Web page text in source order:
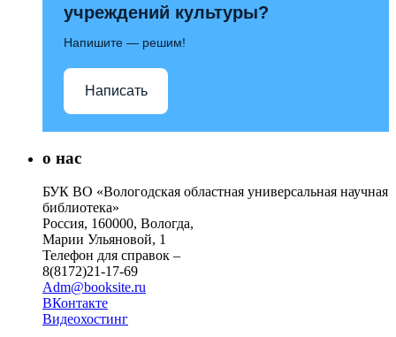
учреждений культуры?
Напишите — решим!
Написать
о нас
БУК ВО «Вологодская областная универсальная научная
библиотека»
Россия, 160000, Вологда,
Марии Ульяновой, 1
Телефон для справок –
8(8172)21-17-69
Adm@booksite.ru
ВКонтакте
Видеохостинг